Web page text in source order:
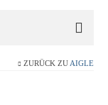
ZURÜCK ZU AIGLE